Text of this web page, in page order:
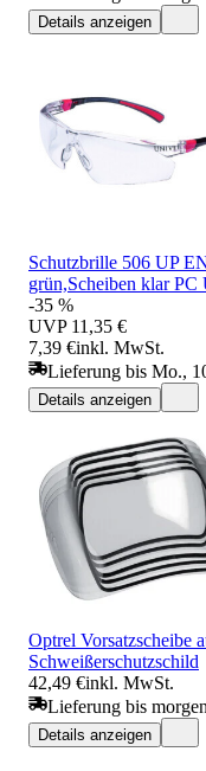
Details anzeigen
Schutzbrille 506 UP
grün,Scheiben klar
-35 %
UVP 11,35 €
7,39 €inkl. MwSt.
Lieferung bis Mo.,
Details anzeigen
Optrel Vorsatzscheibe
Schweißerschutzschild
42,49 €inkl. MwSt.
Lieferung bis morgen
Details anzeigen